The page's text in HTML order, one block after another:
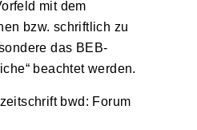
mit dem
bzw. schriftlich zu
das BEB-
beachtet werden.
bwd: Forum